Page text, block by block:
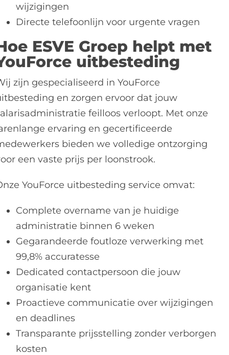
wijzigingen
Directe telefoonlijn voor urgente vragen
ESVE Groep helpt met
uitbesteding
zijn gespecialiseerd in YouForce
en zorgen ervoor dat jouw
feilloos verloopt. Met onze
ervaring en gecertificeerde
bieden we volledige ontzorging
een vaste prijs per loonstrook.
YouForce uitbesteding service omvat:
Complete overname van je huidige
administratie binnen 6 weken
Gegarandeerde foutloze verwerking met
99,8% accuratesse
Dedicated contactpersoon die jouw
organisatie kent
Proactieve communicatie over wijzigingen
en deadlines
Transparante prijsstelling zonder verborgen
kosten